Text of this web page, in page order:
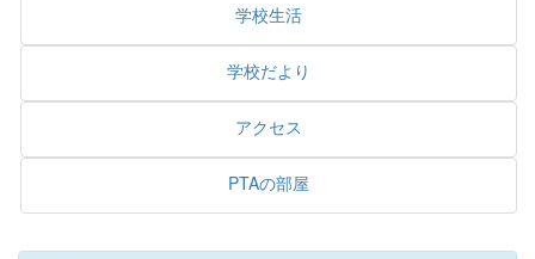
学校生活
学校だより
アクセス
PTAの部屋